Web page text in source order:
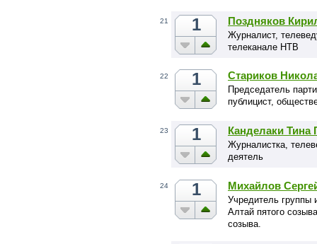
21 1 Поздняков
Журналист,
телеканале НТВ
22 1 Стариков
Председатель
публицист,
23 1 Канделаки Тина
Журналистка,
деятель
24 1 Михайлов
Учредитель группы
Алтай пятого
созыва.